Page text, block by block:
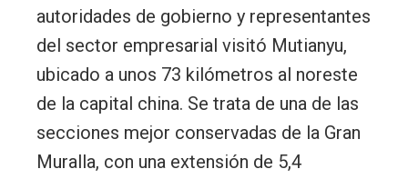
autoridades de gobierno y representantes
del sector empresarial visitó Mutianyu,
ubicado a unos 73 kilómetros al noreste
de la capital china. Se trata de una de las
secciones mejor conservadas de la Gran
Muralla, con una extensión de 5,4